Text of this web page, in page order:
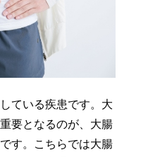
ている疾患です。大
要となるのが、大腸
す。こちらでは大腸